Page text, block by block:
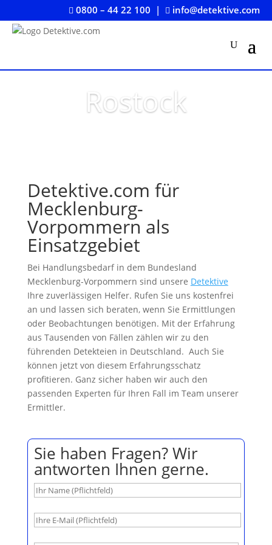
 0800 – 44 22 100 |  info@detektive.com
Rostock
Detektive.com für
Mecklenburg-
Vorpommern als
Einsatzgebiet
Bei Handlungsbedarf in dem Bundesland
Mecklenburg-Vorpommern sind unsere Detektive
Ihre zuverlässigen Helfer. Rufen Sie uns kostenfrei
an und lassen sich beraten, wenn Sie Ermittlungen
oder Beobachtungen benötigen. Mit der Erfahrung
aus Tausenden von Fällen zählen wir zu den
führenden Detekteien in Deutschland. Auch Sie
können jetzt von diesem Erfahrungsschatz
profitieren. Ganz sicher haben wir auch den
passenden Experten für Ihren Fall im Team unserer
Ermittler.
Sie haben Fragen? Wir
antworten Ihnen gerne.